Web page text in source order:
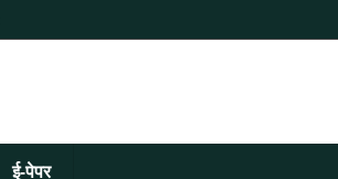
ई-पेपर